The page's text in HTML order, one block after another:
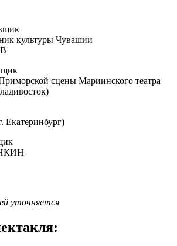
культуры Чувашии
сцены Мариинского театра
уточняется